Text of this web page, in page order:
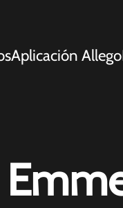
Aplicación Allego